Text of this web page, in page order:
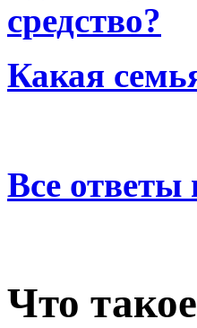
средство?
Какая
Все
Что